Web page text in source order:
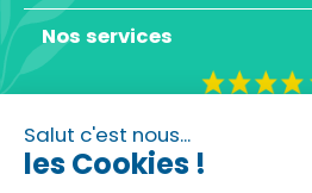
Salut c'est nous...
les Cookies !
Nos services